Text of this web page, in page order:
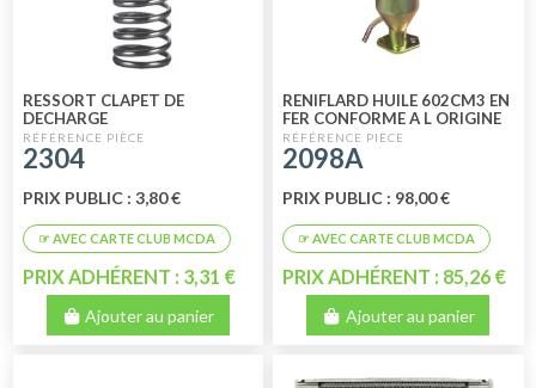
RESSORT CLAPET DE
DECHARGE
2304
PRIX PUBLIC : 3,80 €
PRIX ADHÉRENT : 3,31 €
Ajouter au panier
RENIFLARD HUILE 602CM3 EN
FER CONFORME A L ORIGINE
SORTIE VERS LE HAUT
2098A
PRIX PUBLIC : 98,00 €
PRIX ADHÉRENT : 85,26 €
Ajouter au panier